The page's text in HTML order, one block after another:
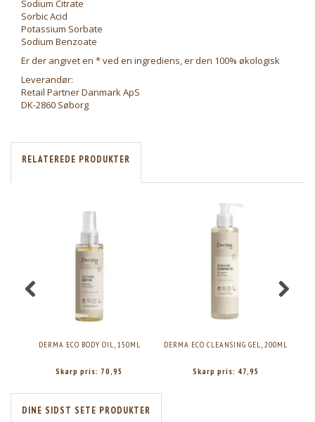
Sodium Citrate
Sorbic Acid
Potassium Sorbate
Sodium Benzoate
Er der angivet en * ved en ingrediens, er den 100% økologisk
Leverandør:
Retail Partner Danmark ApS
DK-2860 Søborg
RELATEREDE PRODUKTER
DERMA ECO BODY OIL, 150ML
Skarp pris: 70,95
DERMA ECO CLEANSING GEL, 200ML
Skarp pris: 47,95
DINE SIDST SETE PRODUKTER